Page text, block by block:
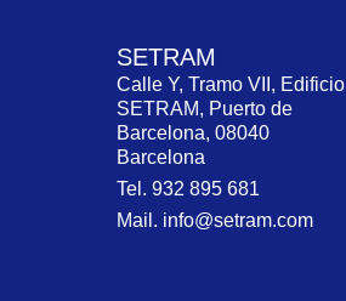
SETRAM
Calle Y, Tramo VII, Edificio
SETRAM, Puerto de
Barcelona, 08040
Barcelona
Tel. 932 895 681
Mail. info@setram.com